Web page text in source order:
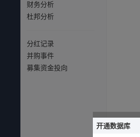
财务分析
杜邦分析
分红记录
并购事件
募集资金投向
开通数据库